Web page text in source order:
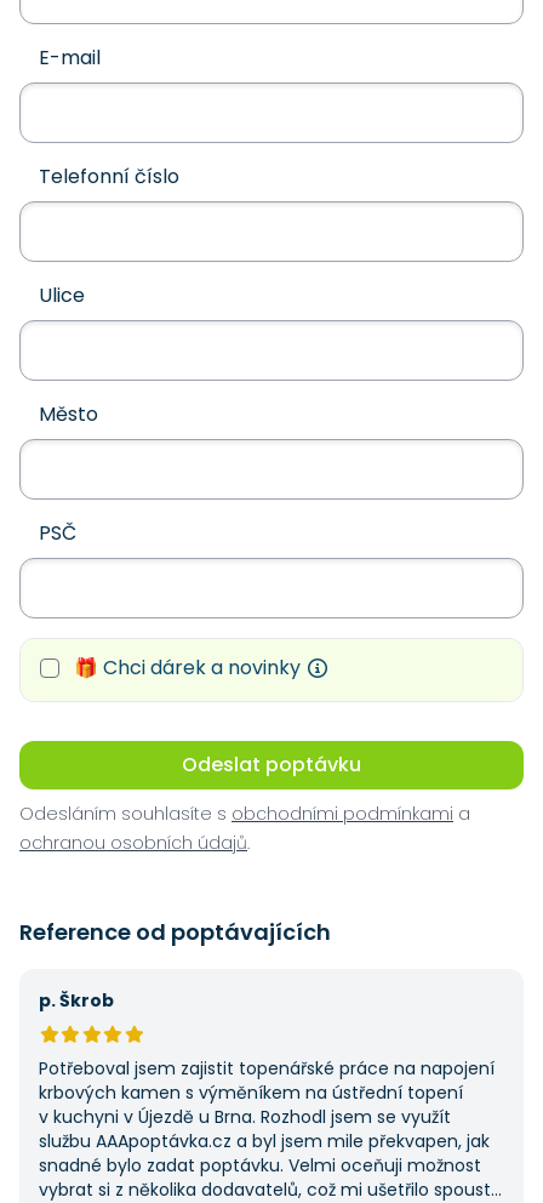
E-mail
Telefonní číslo
Ulice
Město
PSČ
🎁 Chci dárek a novinky
Odeslat poptávku
Odesláním souhlasíte s obchodními podmínkami a
ochranou osobních údajů.
Reference od poptávajících
p. Škrob
Potřeboval jsem zajistit topenářské práce na napojení
krbových kamen s výměníkem na ústřední topení
v kuchyni v Újezdě u Brna. Rozhodl jsem se využít
službu AAApoptávka.cz a byl jsem mile překvapen, jak
snadné bylo zadat poptávku. Velmi oceňuji možnost
vybrat si z několika dodavatelů, což mi ušetřilo spoustu